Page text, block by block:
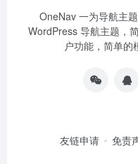
OneNav 一为导航主
WordPress 导航主题，
户功能，简单
友链申请 免责